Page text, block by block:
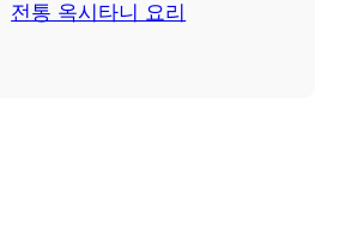
전통 옥시타니 요리